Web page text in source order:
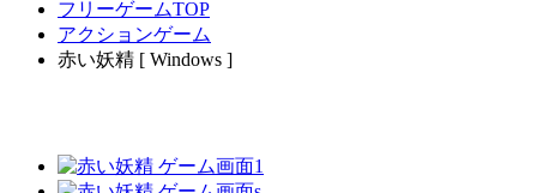
フリーゲームTOP
アクションゲーム
赤い妖精 [ Windows ]